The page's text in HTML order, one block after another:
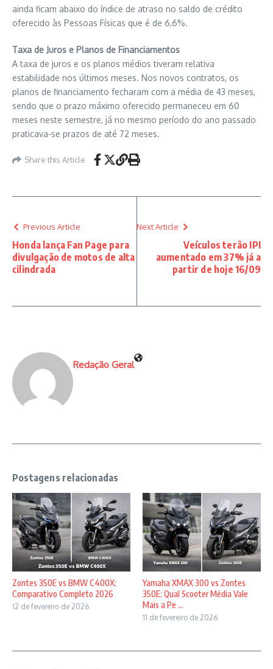
ainda ficam abaixo do índice de atraso no saldo de crédito
oferecido às Pessoas Físicas que é de 6,6%.
Taxa de Juros e Planos de Financiamentos
A taxa de juros e os planos médios tiveram relativa
estabilidade nos últimos meses. Nos novos contratos, os
planos de financiamento fecharam com a média de 43 meses,
sendo que o prazo máximo oferecido permaneceu em 60
meses neste semestre, já no mesmo período do ano passado
praticava-se prazos de até 72 meses.
Share this Article
Previous Article
Honda lança Fan Page para
divulgação de motos de alta
cilindrada
Next Article
Veículos terão IPI
aumentado em 37% já a
partir de hoje 16/09
Redação Geral
Postagens relacionadas
Zontes 350E vs BMW C400X:
Comparativo Completo 2026
12 de fevereiro de 2026
Yamaha XMAX 300 vs Zontes
350E: Qual Scooter Média Vale
Mais a Pe ...
11 de fevereiro de 2026